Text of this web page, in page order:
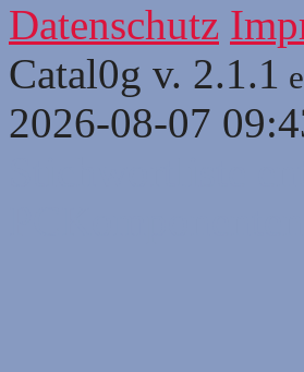
Datenschutz
Catal0g v. 2.1.1
2026-08-07